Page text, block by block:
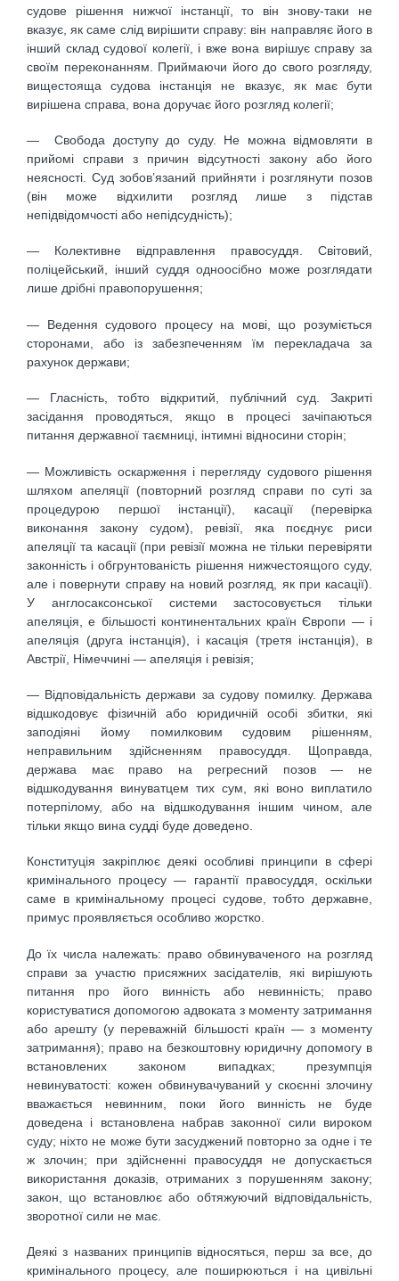
судове рішення нижчої інстанції, то він знову-таки не
вказує, як саме слід вирішити справу: він направляє його в
інший склад судової колегії, і вже вона вирішує справу за
своїм переконанням. Приймаючи його до свого розгляду,
вищестояща судова інстанція не вказує, як має бути
вирішена справа, вона доручає його розгляд колегії;
— Свобода доступу до суду. Не можна відмовляти в
прийомі справи з причин відсутності закону або його
неясності. Суд зобов’язаний прийняти і розглянути позов
(він може відхилити розгляд лише з підстав
непідвідомчості або непідсудність);
— Колективне відправлення правосуддя. Світовий,
поліцейський, інший суддя одноосібно може розглядати
лише дрібні правопорушення;
— Ведення судового процесу на мові, що розуміється
сторонами, або із забезпеченням їм перекладача за
рахунок держави;
— Гласність, тобто відкритий, публічний суд. Закриті
засідання проводяться, якщо в процесі зачіпаються
питання державної таємниці, інтимні відносини сторін;
— Можливість оскарження і перегляду судового рішення
шляхом апеляції (повторний розгляд справи по суті за
процедурою першої інстанції), касації (перевірка
виконання закону судом), ревізії, яка поєднує риси
апеляції та касації (при ревізії можна не тільки перевіряти
законність і обгрунтованість рішення нижчестоящого суду,
але і повернути справу на новий розгляд, як при касації).
У англосаксонської системи застосовується тільки
апеляція, е більшості континентальних країн Європи — і
апеляція (друга інстанція), і касація (третя інстанція), в
Австрії, Німеччині — апеляція і ревізія;
— Відповідальність держави за судову помилку. Держава
відшкодовує фізичній або юридичній особі збитки, які
заподіяні йому помилковим судовим рішенням,
неправильним здійсненням правосуддя. Щоправда,
держава має право на регресний позов — не
відшкодування винуватцем тих сум, які воно виплатило
потерпілому, або на відшкодування іншим чином, але
тільки якщо вина судді буде доведено.
Конституція закріплює деякі особливі принципи в сфері
кримінального процесу — гарантії правосуддя, оскільки
саме в кримінальному процесі судове, тобто державне,
примус проявляється особливо жорстко.
До їх числа належать: право обвинуваченого на розгляд
справи за участю присяжних засідателів, які вирішують
питання про його винність або невинність; право
користуватися допомогою адвоката з моменту затримання
або арешту (у переважній більшості країн — з моменту
затримання); право на безкоштовну юридичну допомогу в
встановлених законом випадках; презумпція
невинуватості: кожен обвинувачуваний у скоєнні злочину
вважається невинним, поки його винність не буде
доведена і встановлена ​​набрав законної сили вироком
суду; ніхто не може бути засуджений повторно за одне і те
ж злочин; при здійсненні правосуддя не допускається
використання доказів, отриманих з порушенням закону;
закон, що встановлює або обтяжуючий відповідальність,
зворотної сили не має.
Деякі з названих принципів відносяться, перш за все, до
кримінального процесу, але поширюються і на цивільні